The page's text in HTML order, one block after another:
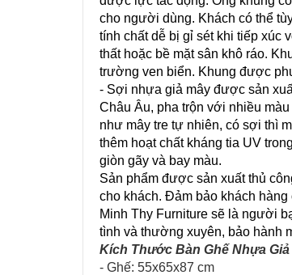
cho người dùng. Khách có thể
tính chất dễ bị gỉ sét khi tiếp xúc
thất hoặc bề mặt sân khô ráo.
trường ven biển. Khung được
- Sợi nhựa giả mây được sản
Châu Âu, pha trộn với nhiều
như mây tre tự nhiên, có sợi thì
thêm hoạt chất kháng tia UV
giòn gãy và bay màu.
Sản phẩm được sản xuất thủ
cho khách. Đảm bảo khách
Minh Thy Furniture sẽ là người
tình và thường xuyên, bảo hành
Kích Thước Bàn Ghế Nhựa Giả
- Ghế: 55x65x87 cm